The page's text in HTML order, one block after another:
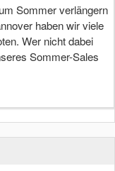
Sommer verlängern
haben wir viele
Wer nicht dabei
Sommer-Sales